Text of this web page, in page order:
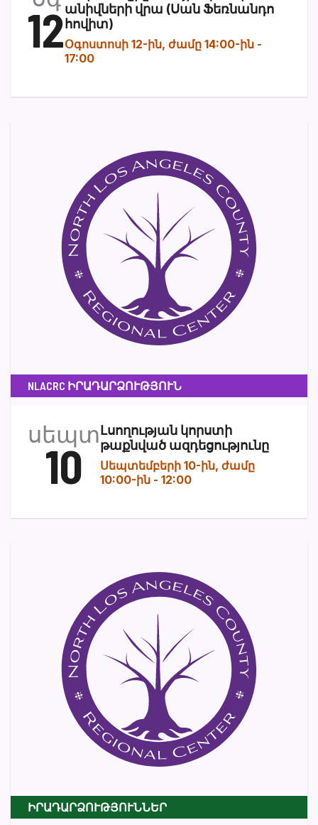
12անիվների վրա (Սան Ֆեռնանդո
հովիտ)
Օգոստոսի 12-ին, ժամը 14:00-ին -
17:00
NLACRC ԻՐԱԴԱՐՁՈՒԹՅՈՒՆ
սեպտ
10
Լսողության կորստի
թաքնված ազդեցությունը
Սեպտեմբերի 10-ին, ժամը
10:00-ին - 12:00
ԻՐԱԴԱՐՁՈՒԹՅՈՒՆՆԵՐ